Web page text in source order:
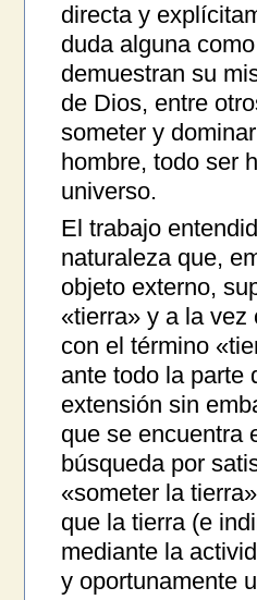
directa y
duda alguna
demuestran su
de Dios, entre
someter y
hombre, todo ser
universo.
El trabajo
naturaleza que,
objeto externo,
«tierra» y a la
con el término
ante todo la parte
extensión sin
que se encuentra
búsqueda por
«someter la
que la tierra (e
mediante la
y oportunamente